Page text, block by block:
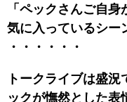
「ペックさんご自
気に入っているシー
・・・・・・
トークライブは盛
ックが憮然とした表